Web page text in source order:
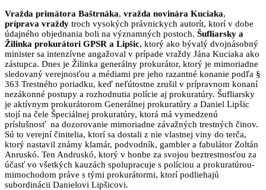
Vražda primátora Baštrnáka, vražda novinára Kuciaka,
príprava vraždy troch vysokých právnickych autorít, ktorí v dobe
údajného objednania boli na významných postoch. Šufliarsky a
Žilinka prokurátori GPSR a Lipšic, ktorý ako bývalý dvojnásobný
minister sa intenzívne angažoval v prípade vraždy Jána Kuciaka ako
zástupca. Dnes je Žilinka generálny prokurátor, ktorý je mimoriadne
sledovaný verejnosťou a médiami pre jeho razantné konanie podľa §
363 Trestného poriadku, keď neľútostne zrušil v prípravnom konaní
nezákonné postupy a rozhodnutia polície aj prokuratúry. Šufliarsky
je aktívnym prokurátorom Generálnej prokuratúry a Daniel Lipšic
stojí na čele Špeciálnej prokuratúry, ktorá má vymedzenú
príslušnosť na dozorovanie mimoriadne závažných trestných činov.
Sú to verejní činitelia, ktorí sa dostali z nie vlastnej viny do terča,
ktorý nastavil známy klamár, podvodník, gambler a fabulátor Zoltán
Anruskó. Ten Andruskó, ktorý v honbe za svojou beztrestnosťou za
účasť vo všetkých kauzách spolupracuje s políciou a prokuratúrou-
mimochodom práve s tými prokurátormi, ktorí podliehajú
subordinácii Danielovi Lipšicovi.